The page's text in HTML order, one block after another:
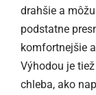
drahšie a
podstatne
komfortnejšie
Výhodou je
chleba, ako